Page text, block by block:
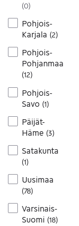
(0)
Pohjois-
Karjala (2)
Pohjois-
Pohjanmaa
(12)
Pohjois-
Savo (1)
Päijät-
Häme (3)
Satakunta
(1)
Uusimaa
(78)
Varsinais-
Suomi (18)